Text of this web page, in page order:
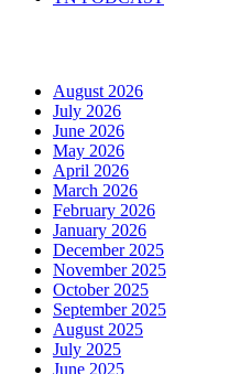
August 2026
July 2026
June 2026
May 2026
April 2026
March 2026
February 2026
January 2026
December 2025
November 2025
October 2025
September 2025
August 2025
July 2025
June 2025